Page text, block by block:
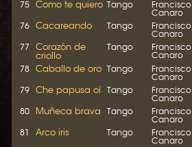
75 Como te quiero Tango
Francisco
Canaro
76 Cacareando Tango
Francisco
Canaro
77 Corazón de
criollo
Tango
Francisco
Canaro
78 Caballo de oro Tango
Francisco
Canaro
79 Che papusa oí Tango
Francisco
Canaro
80 Muñeca brava Tango
Francisco
Canaro
81 Arco iris Tango
Francisco
Canaro